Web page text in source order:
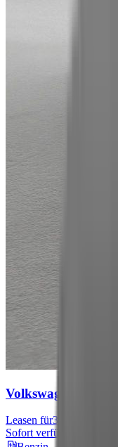
Volkswagen Tiguan
Leasen für301 € mtl.
Sofort verfügbar